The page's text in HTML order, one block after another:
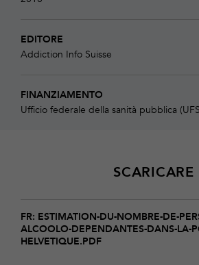
EDITORE
Addiction Info Suisse
FINANZIAMENTO
Ufficio federale della sanità pubblica
SCARICARE
FR: ESTIMATION-DU-NOMBRE-DE-
ALCOOLO-DEPENDANTES-DANS-LA-
HELVETIQUE.PDF
estimation-
du-
nombre-